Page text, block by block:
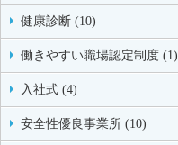
健康診断 (10)
働きやすい職場認定制度 (1)
入社式 (4)
安全性優良事業所 (10)